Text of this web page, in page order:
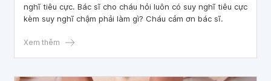
nghĩ tiêu cực. Bác sĩ cho cháu hỏi luôn có suy nghĩ tiêu cực
kèm suy nghĩ chậm phải làm gì? Cháu cảm ơn bác sĩ.
Xem thêm